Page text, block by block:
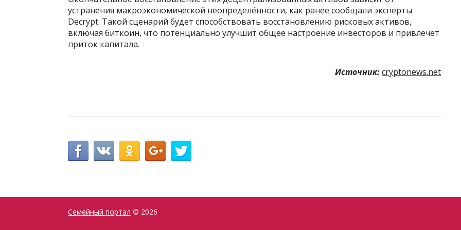
устранения макроэкономической неопределённости, как ранее сообщали эксперты
Decrypt. Такой сценарий будет способствовать восстановлению рисковых активов,
включая биткоин, что потенциально улучшит общее настроение инвесторов и привлечёт
приток капитала.
Источник:cryptonews.net
Семейный портал © 2026